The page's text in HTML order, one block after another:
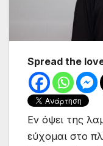
Spread the
Εν όψει της
εύχομαι στο